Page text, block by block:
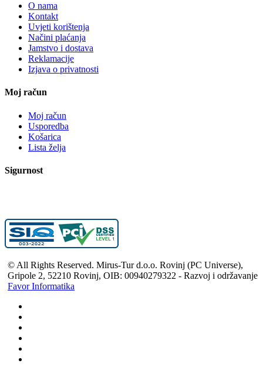
O nama
Kontakt
Uvjeti korištenja
Načini plaćanja
Jamstvo i dostava
Reklamacije
Izjava o privatnosti
Moj račun
Moj račun
Usporedba
Košarica
Lista želja
Sigurnost
© All Rights Reserved. Mirus-Tur d.o.o. Rovinj (PC Universe),
Gripole 2, 52210 Rovinj, OIB: 00940279322 - Razvoj i održavanje
Favor Informatika